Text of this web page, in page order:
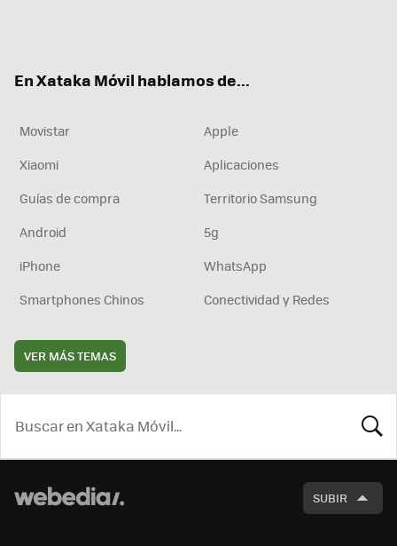
En Xataka Móvil hablamos de...
Movistar
Apple
Xiaomi
Aplicaciones
Guías de compra
Territorio Samsung
Android
5g
iPhone
WhatsApp
Smartphones Chinos
Conectividad y Redes
VER MÁS TEMAS
SUBIR